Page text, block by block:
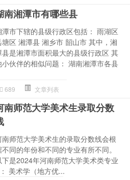
南湘潭市有哪些县
潭市下辖的县级行政区包括： 雨湖区
塘区 湘潭县 湘乡市 韶山市 其中，湘
县是湘潭市面积最大的县级行政区 其
小伙伴的相似问题： 湖南湘潭市各县
689 文章列表
南师范大学美术生录取分数
南师范大学美术生的录取分数线会根
不同的年份和不同的专业有所不同。
下是2024年河南师范大学美术类专业
美术学（地方优...